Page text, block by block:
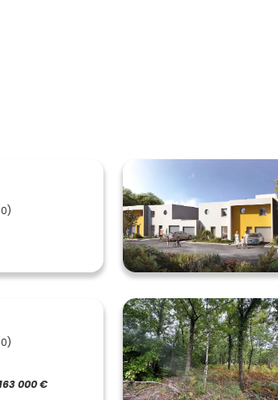
163 000 €